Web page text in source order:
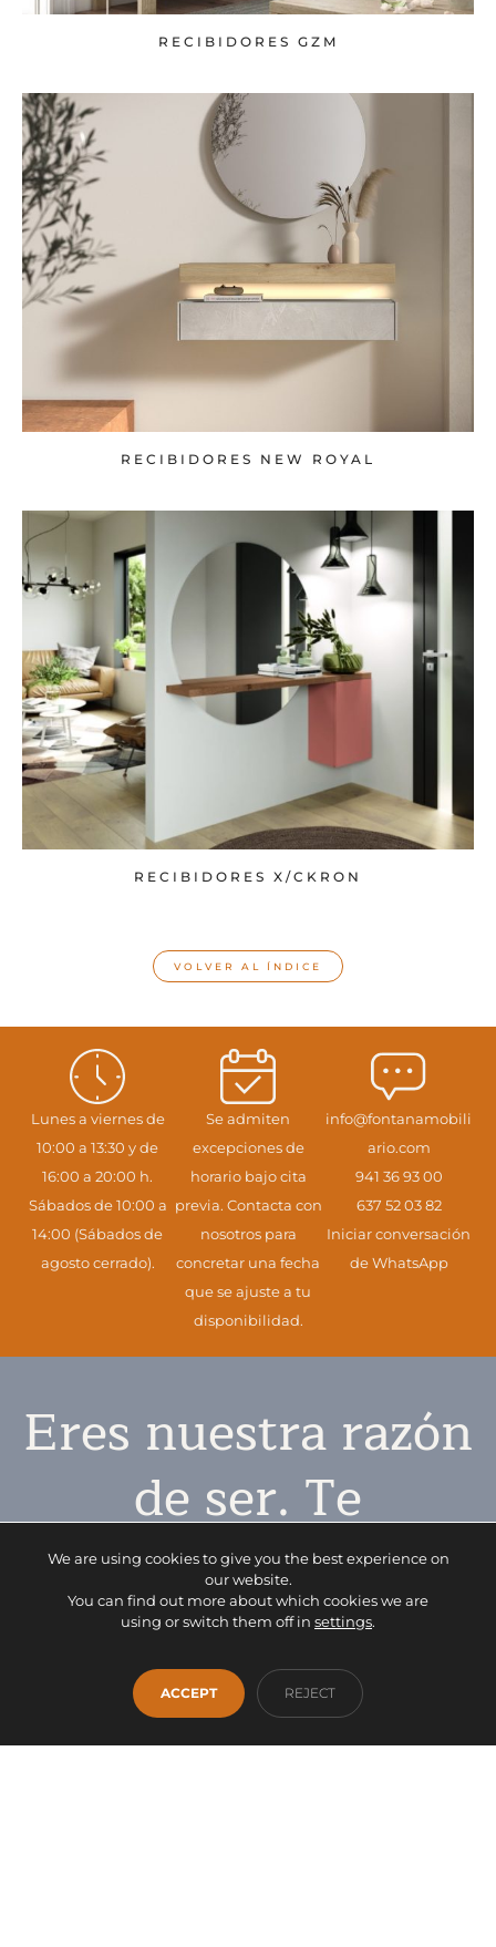
RECIBIDORES GZM
RECIBIDORES NEW ROYAL
RECIBIDORES X/CKRON
VOLVER AL ÍNDICE
Lunes a viernes de
10:00 a 13:30 y de
16:00 a 20:00 h.
Sábados de 10:00 a
14:00 (Sábados de
agosto cerrado).
Se admiten
excepciones de
horario bajo cita
previa. Contacta con
nosotros para
concretar una fecha
que se ajuste a tu
disponibilidad.
info@fontanamobili
ario.com
941 36 93 00
637 52 03 82
Iniciar conversación
de WhatsApp
Eres nuestra razón
de ser. Te
esperamos.
CONTACTO
We are using cookies to give you the best experience on
our website.
You can find out more about which cookies we are
using or switch them off in settings.
ACCEPT REJECT